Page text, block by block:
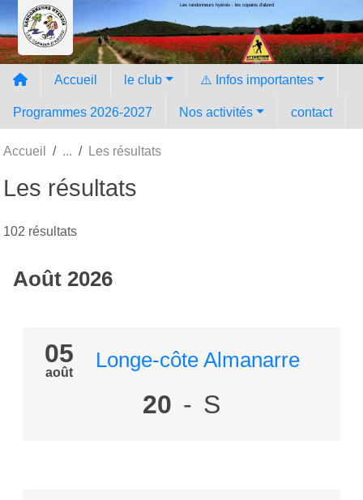
Les randonneurs hyèrois - les copains d'abord
Accueil le club ⚠️ Infos importantes
Programmes 2026-2027 Nos activités contact
Accueil Les résultats
Les résultats
102 résultats
Août 2026
05
août
Longe-côte Almanarre
20 - S
Panneau de gestion des cookies